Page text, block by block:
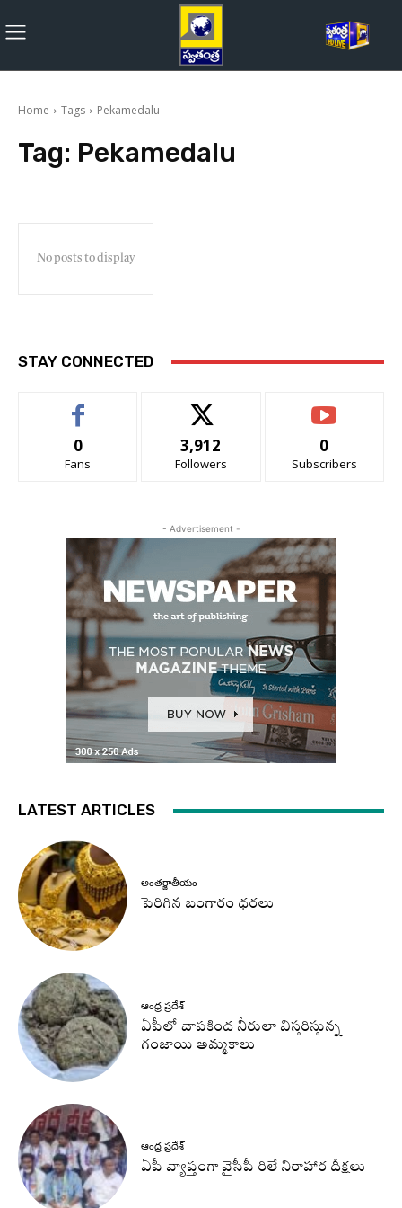
Home Tags Pekamedalu
Tag: Pekamedalu
No posts to display
STAY CONNECTED
0
Fans
3,912
Followers
0
Subscribers
- Advertisement -
LATEST ARTICLES
అంతర్జాతీయం
పెరిగిన బంగారం ధరలు
ఆంధ్ర ప్రదేశ్
ఏపీలో చాపకింద నీరులా విస్తరిస్తున్న
గంజాయి అమ్మకాలు
ఆంధ్ర ప్రదేశ్
ఏపీ వ్యాప్తంగా వైసీపీ రిలే నిరాహార దీక్షలు